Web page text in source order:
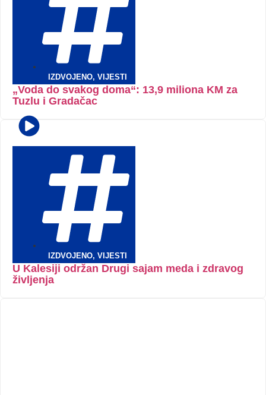
IZDVOJENO, VIJESTI
„Voda do svakog doma“: 13,9 miliona KM za
Tuzlu i Gradačac
IZDVOJENO, VIJESTI
U Kalesiji održan Drugi sajam meda i zdravog
življenja